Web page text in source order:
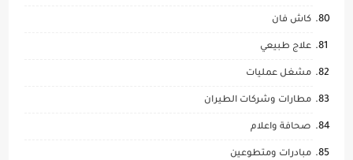
كاش فان
علاج طبيعي
مشغل عمليات
مطارات وشركات الطيران
صحافة واعلام
مبادرات ومتطوعين